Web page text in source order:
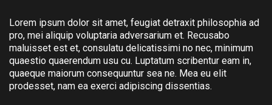
Lorem ipsum dolor sit amet, feugiat detraxit philosophia ad
pro, mei aliquip voluptaria adversarium et. Recusabo
maluisset est et, consulatu delicatissimi no nec, minimum
quaestio quaerendum usu cu. Luptatum scribentur eam in,
quaeque maiorum consequuntur sea ne. Mea eu elit
prodesset, nam ea exerci adipiscing dissentias.